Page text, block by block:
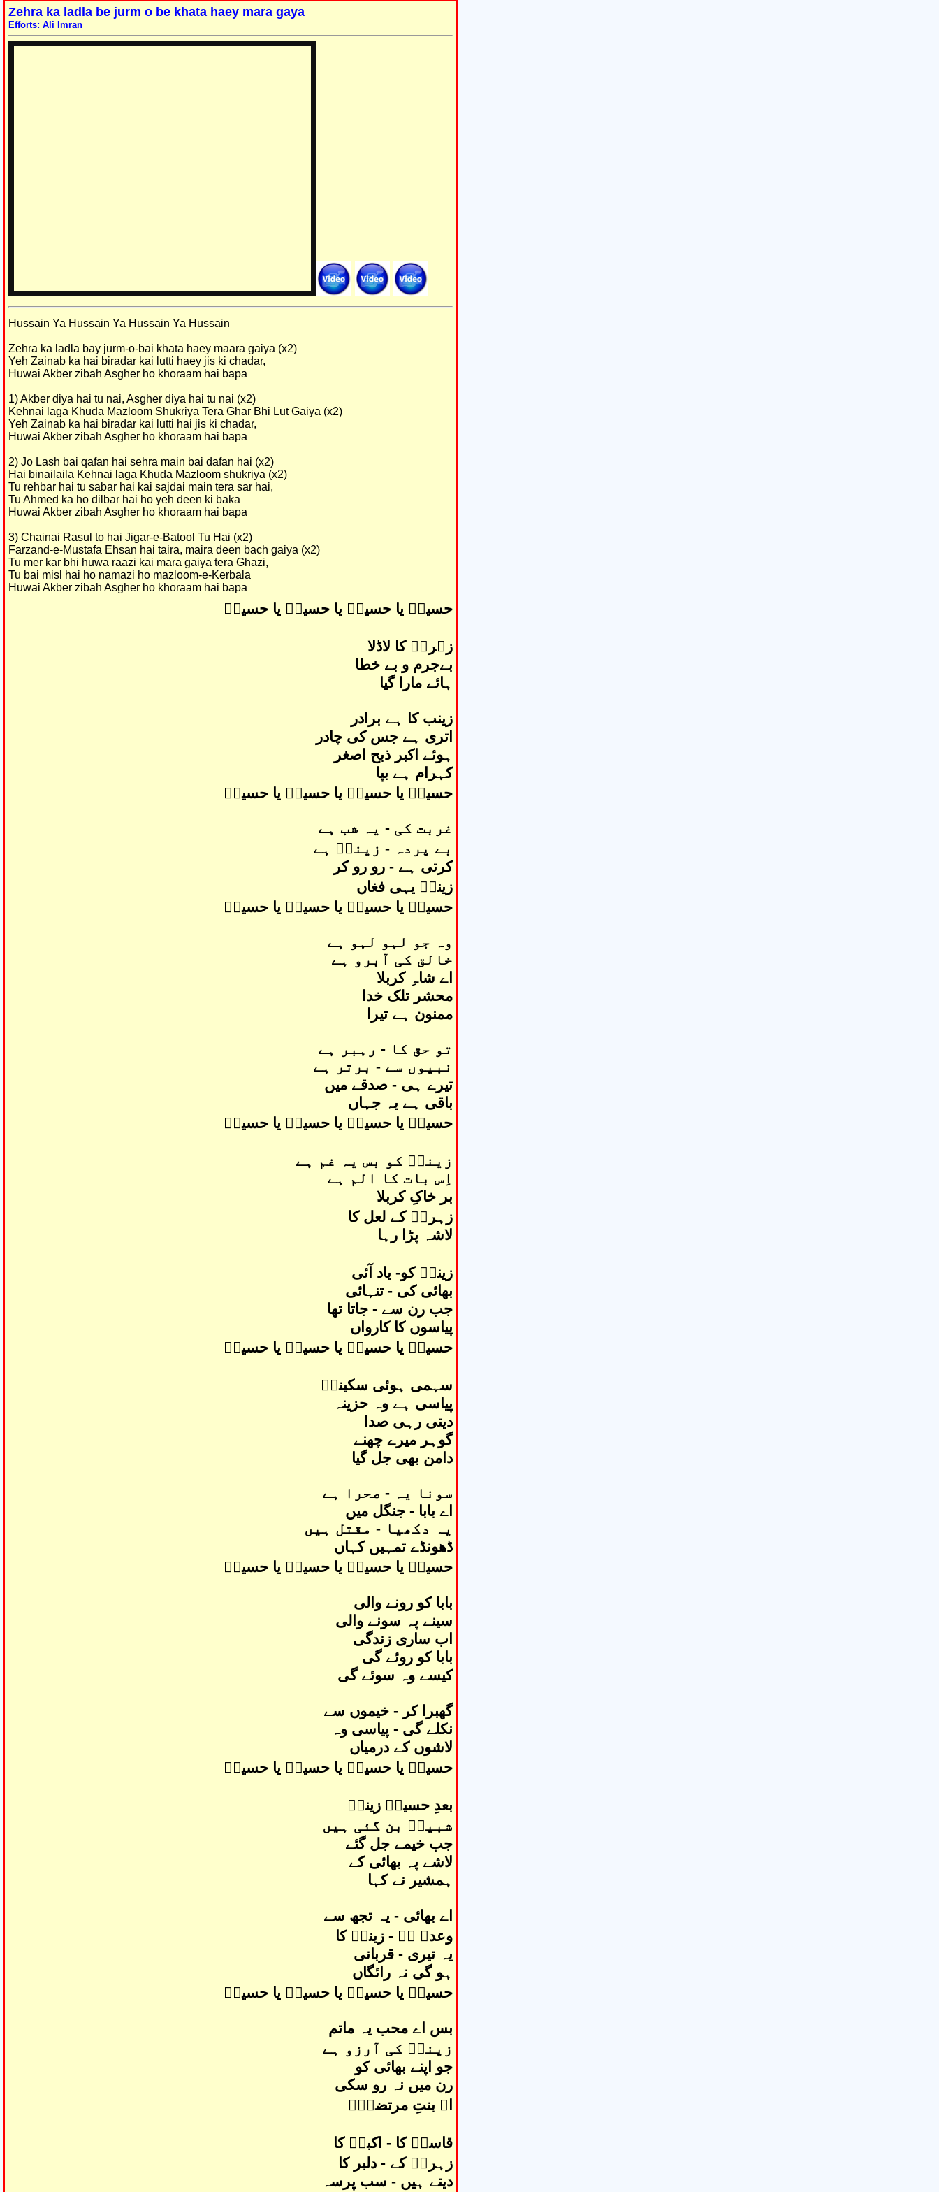
Zehra ka ladla be jurm o be khata haey mara gaya
Efforts: Ali Imran
Hussain Ya Hussain Ya Hussain Ya Hussain
Zehra ka ladla bay jurm-o-bai khata haey maara gaiya (x2)
Yeh Zainab ka hai biradar kai lutti haey jis ki chadar,
Huwai Akber zibah Asgher ho khoraam hai bapa
1) Akber diya hai tu nai, Asgher diya hai tu nai (x2)
Kehnai laga Khuda Mazloom Shukriya Tera Ghar Bhi Lut Gaiya (x2)
Yeh Zainab ka hai biradar kai lutti hai jis ki chadar,
Huwai Akber zibah Asgher ho khoraam hai bapa
2) Jo Lash bai qafan hai sehra main bai dafan hai (x2)
Hai binailaila Kehnai laga Khuda Mazloom shukriya (x2)
Tu rehbar hai tu sabar hai kai sajdai main tera sar hai,
Tu Ahmed ka ho dilbar hai ho yeh deen ki baka
Huwai Akber zibah Asgher ho khoraam hai bapa
3) Chainai Rasul to hai Jigar-e-Batool Tu Hai (x2)
Farzand-e-Mustafa Ehsan hai taira, maira deen bach gaiya (x2)
Tu mer kar bhi huwa raazi kai mara gaiya tera Ghazi,
Tu bai misl hai ho namazi ho mazloom-e-Kerbala
Huwai Akber zibah Asgher ho khoraam hai bapa
حسینؑ یا حسینؑ یا حسینؑ یا حسینؑ
زہراؑ کا لاڈلا
بےجرم و بے خطا
ہائے مارا گیا
زینب کا ہے برادر
اتری ہے جس کی چادر
ہوئے اکبر ذبح اصغر
کہرام ہے بپا
حسینؑ یا حسینؑ یا حسینؑ یا حسینؑ
غربت کی - یہ شب ہے
بے پردہ - زینبؑ ہے
کرتی ہے - رو رو کر
زینبؑ یہی فغاں
حسینؑ یا حسینؑ یا حسینؑ یا حسینؑ
وہ جو لہو لہو ہے
خالق کی آبرو ہے
اے شاہِ کربلا
محشر تلک خدا
ممنون ہے تیرا
تو حق کا - رہبر ہے
نبیوں سے - برتر ہے
تیرے ہی - صدقے میں
باقی ہے یہ جہاں
حسینؑ یا حسینؑ یا حسینؑ یا حسینؑ
زینبؑ کو بس یہ غم ہے
اِس بات کا الم ہے
بر خاکِ کربلا
زہراؑ کے لعل کا
لاشہ پڑا رہا
زینبؑ کو- یاد آئی
بھائی کی - تنہائی
جب رن سے - جاتا تھا
پیاسوں کا کارواں
حسینؑ یا حسینؑ یا حسینؑ یا حسینؑ
سہمی ہوئی سکینہؑ
پیاسی ہے وہ حزینہ
دیتی رہی صدا
گوہر میرے چھنے
دامن بھی جل گیا
سونا یہ - صحرا ہے
اے بابا - جنگل میں
یہ دکھیا - مقتل ہیں
ڈھونڈے تمہیں کہاں
حسینؑ یا حسینؑ یا حسینؑ یا حسینؑ
بابا کو رونے والی
سینے پہ سونے والی
اب ساری زندگی
بابا کو روئے گی
کیسے وہ سوئے گی
گھبرا کر - خیموں سے
نکلے گی - پیاسی وہ
لاشوں کے درمیاں
حسینؑ یا حسینؑ یا حسینؑ یا حسینؑ
بعدِ حسینؑ زینبؑ
شبیرؑ بن گئی ہیں
جب خیمے جل گئے
لاشے پہ بھائی کے
ہمشیر نے کہا
اے بھائی - یہ تجھ سے
وعدہ ہے - زینبؑ کا
یہ تیری - قربانی
ہو گی نہ رائگاں
حسینؑ یا حسینؑ یا حسینؑ یا حسینؑ
بس اے محب یہ ماتم
زینبؑ کی آرزو ہے
جو اپنے بھائی کو
رن میں نہ رو سکی
اے بنتِ مرتضیٰؑ
قاسمؑ کا - اکبرؑ کا
زہراؑ کے - دلبر کا
دیتے ہیں - سب پرسہ